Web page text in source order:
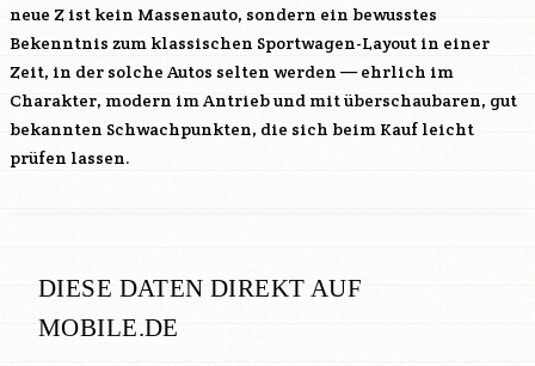
neue Z ist kein Massenauto, sondern ein bewusstes
Bekenntnis zum klassischen Sportwagen-Layout in einer
Zeit, in der solche Autos selten werden — ehrlich im
Charakter, modern im Antrieb und mit überschaubaren, gut
bekannten Schwachpunkten, die sich beim Kauf leicht
prüfen lassen.
DIESE DATEN DIREKT AUF
MOBILE.DE